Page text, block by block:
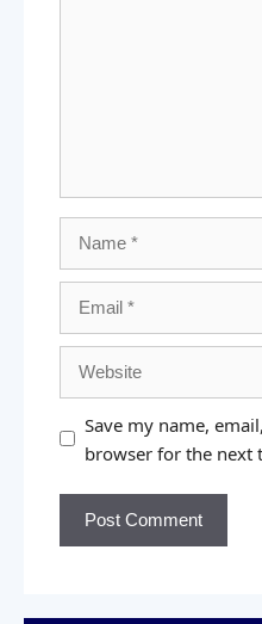
Save my name,
browser for the next